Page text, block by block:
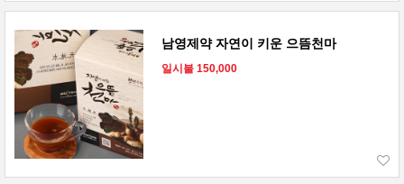
남영제약 자연이 키운 으뜸천마
일시불 150,000